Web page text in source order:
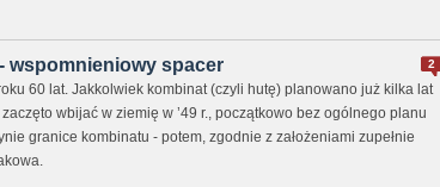
2
wspomnieniowy spacer
60 lat. Jakkolwiek kombinat (czyli hutę) planowano już kilka lat
wbijać w ziemię w ’49 r., początkowo bez ogólnego planu
granice kombinatu - potem, zgodnie z założeniami zupełnie